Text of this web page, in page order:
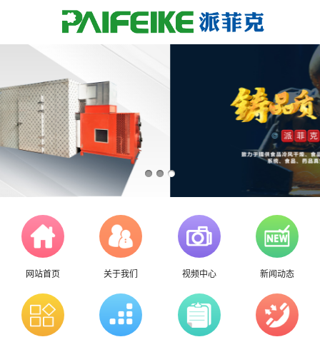
网站首页 关于我们 视频中心 新闻动态